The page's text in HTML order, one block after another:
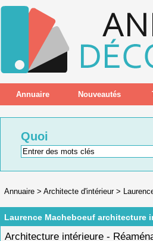
Annuaire Nouveautés
Quoi
Annuaire > Architecte d'intérieur>
Laurence Macheboeuf architecture
Architecture intérieure -